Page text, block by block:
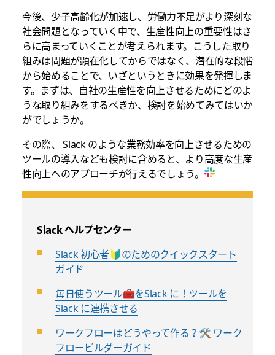
今後、少子高齢化が加速し、労働力不足がより深刻な
社会問題となっていく中で、生産性向上の重要性はさ
らに高まっていくことが考えられます。こうした取り
組みは問題が顕在化してからではなく、潜在的な段階
から始めることで、いざというときに効果を発揮しま
す。まずは、自社の生産性を向上させるためにどのよ
うな取り組みをするべきか、検討を始めてみてはいか
がでしょうか。
その際、 Slack のような業務効率を向上させるための
ツールの導入なども検討に含めると、より高度な生産
性向上へのアプローチが行えるでしょう。
Slack ヘルプセンター
Slack 初心者🔰のためのクイックスタート
ガイド
毎日使うツール🧰をSlack に！ツールを
Slack に連携させる
ワークフローはどうやって作る？🛠️ ワーク
フロービルダーガイド